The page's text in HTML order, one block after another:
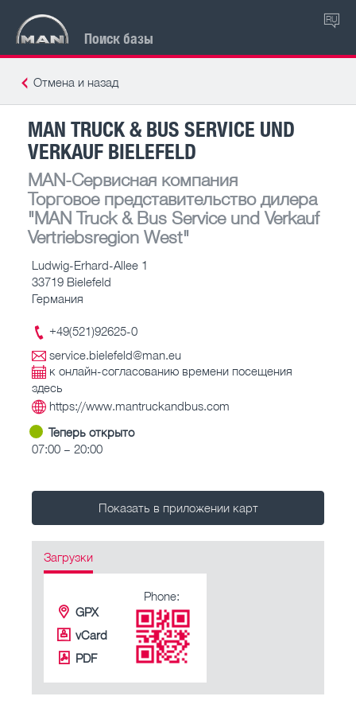
Поиск базы
RU
Отмена и назад
MAN TRUCK & BUS SERVICE UND
VERKAUF BIELEFELD
MAN-Сервисная компания
Торговое представительство дилера
"MAN Truck & Bus Service und Verkauf
Vertriebsregion West"
Ludwig-Erhard-Allee 1
33719 Bielefeld
Германия
+49(521)92625-0
service.bielefeld@man.eu
к онлайн-согласованию времени посещения
здесь
https://www.mantruckandbus.com
Теперь открыто
07:00 – 20:00
Показать в приложении карт
Загрузки
GPX
vCard
PDF
Phone: